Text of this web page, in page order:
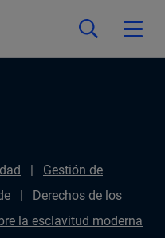
Gestión de
Derechos de los
la esclavitud moderna